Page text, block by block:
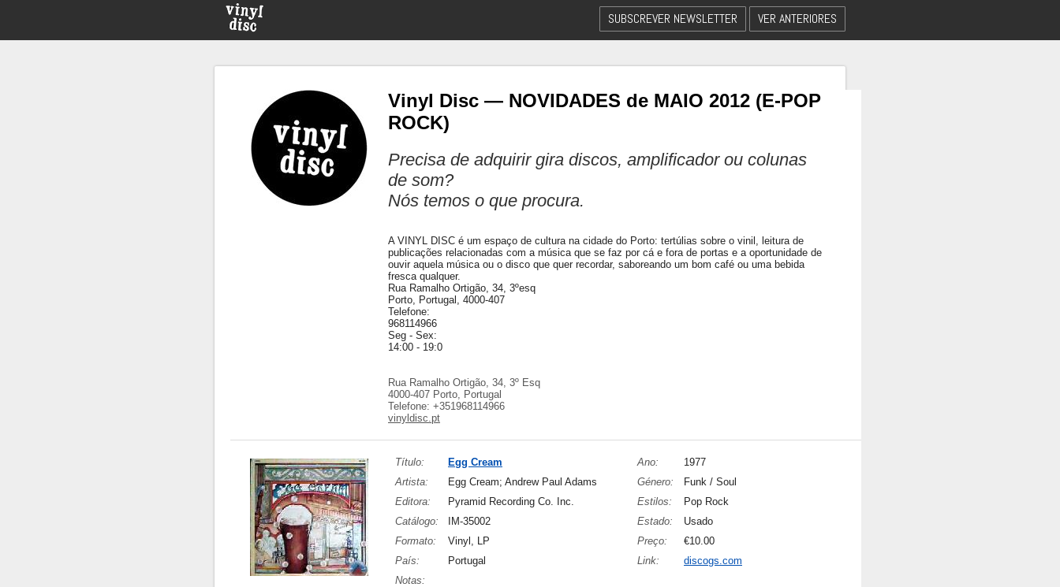
SUBSCREVER NEWSLETTER VER ANTERIORES
Vinyl Disc — NOVIDADES de MAIO 2012 (E-POP
ROCK)
Precisa de adquirir gira discos, amplificador ou colunas
de som?
Nós temos o que procura.
A VINYL DISC é um espaço de cultura na cidade do Porto: tertúlias sobre o vinil, leitura de
publicações relacionadas com a música que se faz por cá e fora de portas e a oportunidade de
ouvir aquela música ou o disco que quer recordar, saboreando um bom café ou uma bebida
fresca qualquer.
Rua Ramalho Ortigão, 34, 3ºesq
Porto, Portugal, 4000-407
Telefone:
968114966
Seg - Sex:
14:00 - 19:0
Rua Ramalho Ortigão, 34, 3º Esq
4000-407 Porto, Portugal
Telefone: +351968114966
vinyldisc.pt
Título: Egg Cream Ano:
1977
Artista:
Egg Cream; Andrew Paul Adams Género:
Funk / Soul
Editora:
Pyramid Recording Co. Inc. Estilos:
Pop Rock
Catálogo:
IM-35002 Estado:
Usado
Formato:
Vinyl, LP Preço:
€10.00
País:
Portugal Link:
discogs.com
Notas: